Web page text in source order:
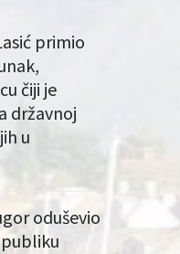
primio
čiji je
državnoj
u
oduševio